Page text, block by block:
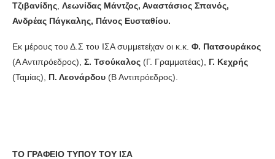
Τζιβανίδης, Λεωνίδας Μάντζος, Αναστάσιος Σπανός,
Ανδρέας Πάγκαλης, Πάνος Ευσταθίου.
Εκ μέρους του Δ.Σ του ΙΣΑ συμμετείχαν οι κ.κ. Φ. Πατσουράκος
(Α Αντιπρόεδρος), Σ. Τσούκαλος (Γ. Γραμματέας), Γ. Κεχρής
(Ταμίας), Π. Λεονάρδου (Β Αντιπρόεδρος).
ΤΟ ΓΡΑΦΕΙΟ ΤΥΠΟΥ ΤΟΥ ΙΣΑ